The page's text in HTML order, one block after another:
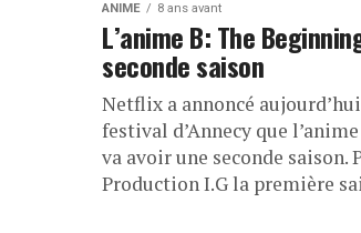
ANIME 8 ans avant
L’anime B: The
seconde saison
Netflix a annoncé
festival d’Annecy que
va avoir une seconde saison.
Production I.G la première